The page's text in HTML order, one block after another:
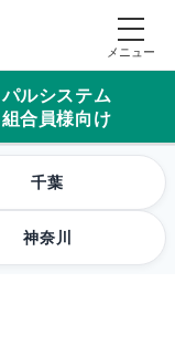
パルシステム
組合員様向け
千葉
神奈川